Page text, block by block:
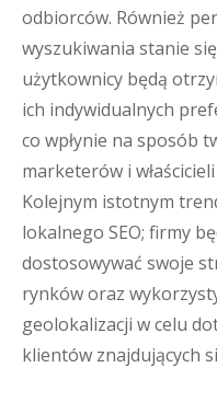
odbiorców. Również
wyszukiwania stanie
użytkownicy będą
ich indywidualnych
co wpłynie na sposób
marketerów i
Kolejnym istotnym
lokalnego SEO; firmy
dostosowywać swoje
rynków oraz
geolokalizacji w celu
klientów znajdujących